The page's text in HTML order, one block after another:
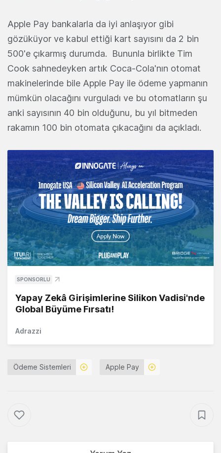
Apple Pay bankalarla da iyi anlaşıyor gibi
gözüküyor ve kabul ettiği kart sayısını da 2 bin
500'e çıkarmış durumda. Bununla birlikte Tim
Cook sahnedeyken artık Coca-Cola'nın otomat
makinelerinde bile Apple Pay ile ödeme yapmanın
mümkün olacağını vurguladı ve bu otomatların şu
anki sayısının 40 bin olduğunu, bu yıl bitmeden
rakamın 100 bin otomata çıkacağını da açıkladı.
SPONSORLU
Yapay Zekâ Girişimlerine Silikon Vadisi'nde
Global Büyüme Fırsatı!
Adrazzi
Ödeme Sistemleri Apple Pay